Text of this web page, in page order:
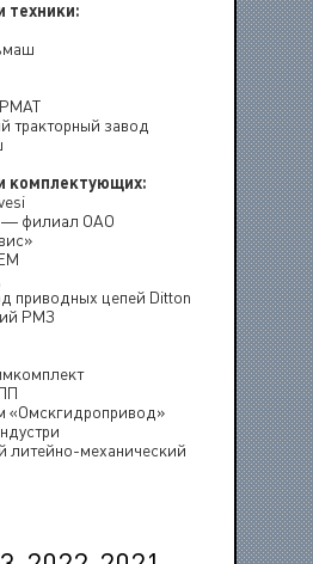
техники:
тракторный завод
комплектующих:
филиал ОАО
цепей Ditton
РМЗ
«Омскгидропривод»
литейно-механический